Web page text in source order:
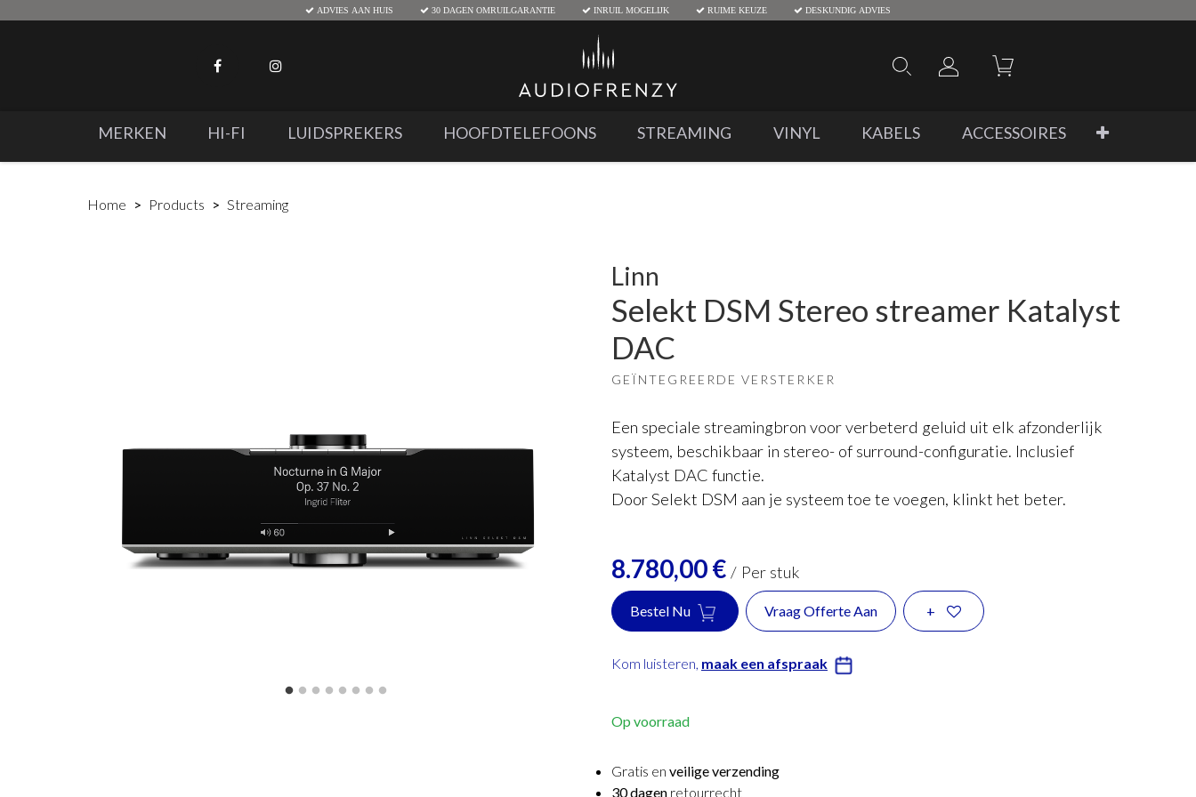
ADVIES AAN HUIS 30 DAGEN OMRUILGARANTIE INRUIL MOGELIJK RUIME KEUZE DESKUNDIG ADVIES
MERKEN HI-FI LUIDSPREKERS HOOFDTELEFOONS STREAMING VINYL KABELS ACCESSOIRES
Home Products Streaming
Linn
Selekt DSM Stereo streamer Katalyst
DAC
GEÏNTEGREERDE VERSTERKER
Een speciale streamingbron voor verbeterd geluid uit elk afzonderlijk
systeem, beschikbaar in stereo- of surround-configuratie. Inclusief
Katalyst DAC functie.
Door Selekt DSM aan je systeem toe te voegen, klinkt het beter.
8.780,00€ / Per stuk
Bestel Nu Vraag Offerte Aan +
Kom luisteren, maak een afspraak
Op voorraad
Gratis en veilige verzending
30 dagen retourrecht